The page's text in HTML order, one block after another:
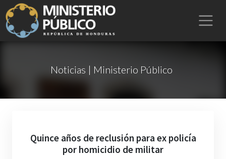
Noticias | Ministerio Público
Quince años de reclusión para ex policía
por homicidio de militar